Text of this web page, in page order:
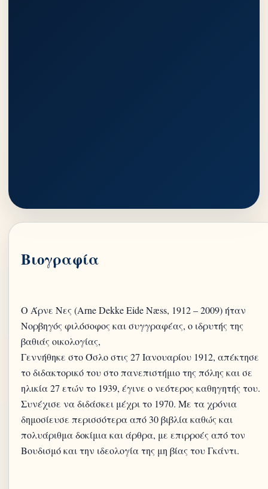
Βιογραφία
Ο Άρνε Νες (Arne Dekke Eide Næss, 1912 – 2009) ήταν
Νορβηγός φιλόσοφος και συγγραφέας, ο ιδρυτής της
βαθιάς οικολογίας,
Γεννήθηκε στο Όσλο στις 27 Ιανουαρίου 1912, απέκτησε
το διδακτορικό του στο πανεπιστήμιο της πόλης και σε
ηλικία 27 ετών το 1939, έγινε ο νεότερος καθηγητής του.
Συνέχισε να διδάσκει μέχρι το 1970. Με τα χρόνια
δημοσίευσε περισσότερα από 30 βιβλία καθώς και
πολυάριθμα δοκίμια και άρθρα, με επιρροές από τον